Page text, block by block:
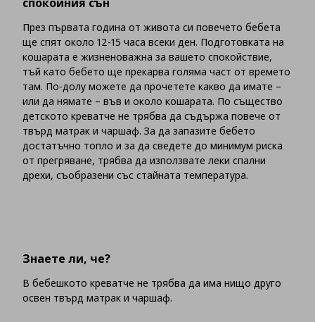
През първата година от живота си повечето бебета
ще спят около 12-15 часа всеки ден. Подготовката на
кошарата е жизненоважна за вашето спокойствие,
тъй като бебето ще прекарва голяма част от времето
там. По-долу можете да прочетете какво да имате –
или да нямате – във и около кошарата. По същество
детското креватче не трябва да съдържа повече от
твърд матрак и чаршаф. За да запазите бебето
достатъчно топло и за да сведете до минимум риска
от прегряване, трябва да използвате леки спални
дрехи, съобразени със стайната температура.
Знаете ли, че?
В бебешкото креватче не трябва да има нищо друго
освен твърд матрак и чаршаф.